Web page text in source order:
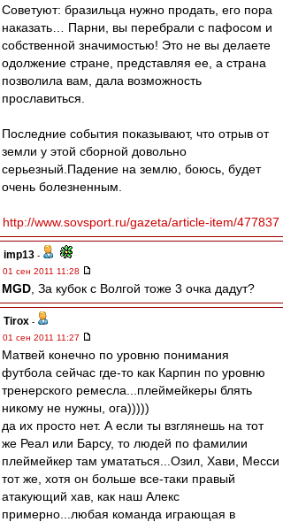
Советуют: бразильца нужно продать, его пора
наказать… Парни, вы перебрали с пафосом и
собственной значимостью! Это не вы делаете
одолжение стране, представляя ее, а страна
позволила вам, дала возможность
прославиться.
Последние события показывают, что отрыв от
земли у этой сборной довольно
серьезный.Падение на землю, боюсь, будет
очень болезненным.
http://www.sovsport.ru/gazeta/article-item/477837
imp13 -
01 сен 2011 11:28
MGD , За кубок с Волгой тоже 3 очка дадут?
Tirox -
01 сен 2011 11:27
Матвей конечно по уровню понимания
футбола сейчас где-то как Карпин по уровню
тренерского ремесла...плеймейкеры блять
никому не нужны, ога)))))
да их просто нет. А если ты взглянешь на тот
же Реал или Барсу, то людей по фамилии
плеймейкер там умататься...Озил, Хави, Месси
тот же, хотя он больше все-таки правый
атакующий хав, как наш Алекс
примерно...любая команда играющая в